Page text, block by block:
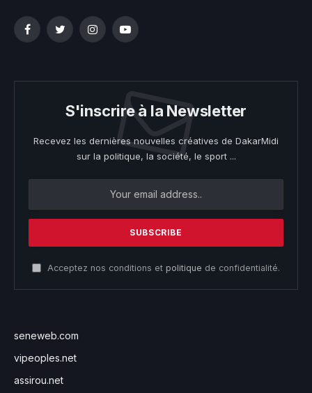
FacebookTwitterInstagramYouTube
S'inscrire à la Newsletter
Recevez les dernières nouvelles créatives de DakarMidi
sur la politique, la société, le sport ...
Acceptez nos conditions et politique de confidentialité.
seneweb.com
vipeoples.net
assirou.net